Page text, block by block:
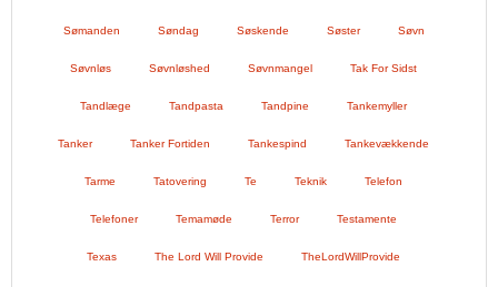
Sømanden Søndag Søskende Søster Søvn
Søvnløs Søvnløshed Søvnmangel Tak For Sidst
Tandlæge Tandpasta Tandpine Tankemyller
Tanker Tanker Fortiden Tankespind Tankevækkende
Tarme Tatovering Te Teknik Telefon
Telefoner Temamøde Terror Testamente
Texas The Lord Will Provide TheLordWillProvide